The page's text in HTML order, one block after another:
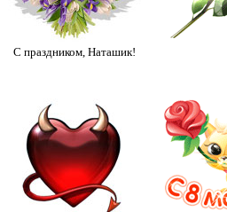
С праздником, Наташик!